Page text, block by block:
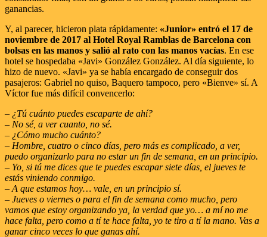
ganancias.
Y, al parecer, hicieron plata rápidamente: «Junior» entró el 17 de
noviembre de 2017 al Hotel Royal Ramblas de Barcelona con
bolsas en las manos y salió al rato con las manos vacías. En ese
hotel se hospedaba «Javi» González González. Al día siguiente, lo
hizo de nuevo. «Javi» ya se había encargado de conseguir dos
pasajeros: Gabriel no quiso, Baquero tampoco, pero «Bienve» sí. A
Víctor fue más difícil convencerlo:
– ¿Tú cuánto puedes escaparte de ahí?
– No sé, a ver cuanto, no sé.
– ¿Cómo mucho cuánto?
– Hombre, cuatro o cinco días, pero más es complicado, a ver,
puedo organizarlo para no estar un fin de semana, en un principio.
– Yo, si tú me dices que te puedes escapar siete días, el jueves te
estás viniendo conmigo.
– A que estamos hoy… vale, en un principio sí.
– Jueves o viernes o para el fin de semana como mucho, pero
vamos que estoy organizando ya, la verdad que yo… a mí no me
hace falta, pero como a tí te hace falta, yo te tiro a tí la mano. Vas a
ganar cinco veces lo que ganas ahí.